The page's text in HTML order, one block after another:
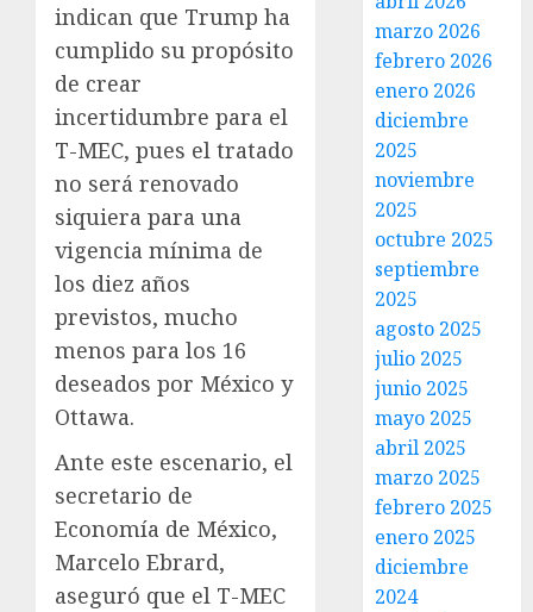
indican que Trump ha
cumplido su propósito
de crear
incertidumbre para el
T-MEC, pues el tratado
no será renovado
siquiera para una
vigencia mínima de
los diez años
previstos, mucho
menos para los 16
deseados por México y
Ottawa.
Ante este escenario, el
secretario de
Economía de México,
Marcelo Ebrard,
aseguró que el T-MEC
marzo 2026
febrero 2026
enero 2026
diciembre
2025
noviembre
2025
octubre 2025
septiembre
2025
agosto 2025
julio 2025
junio 2025
mayo 2025
abril 2025
marzo 2025
febrero 2025
enero 2025
diciembre
2024